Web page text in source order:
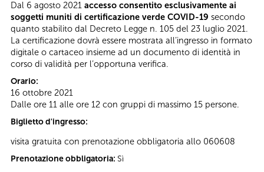
Dal 6 agosto 2021 accesso consentito esclusivamente ai
soggetti muniti di certificazione verde COVID-19 secondo
quanto stabilito dal Decreto Legge n. 105 del 23 luglio 2021.
La certificazione dovrà essere mostrata all’ingresso in formato
digitale o cartaceo insieme ad un documento di identità in
corso di validità per l’opportuna verifica.
Orario:
16 ottobre 2021
Dalle ore 11 alle ore 12 con gruppi di massimo 15 persone.
Biglietto d'ingresso:
visita gratuita con prenotazione obbligatoria allo 060608
Prenotazione obbligatoria: Sì